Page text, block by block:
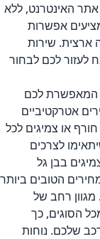
אתר האינטרנט, ללא
אפשרות
בפריסה ארצית. שירות
לעזור לכם לבחור
המאפשרת לכם
אטרקטיביים
או צמיגים לכל
לצרכים
בבן גל
הטובים ביותר
מגוון רחב של
הסוגים, כך
שלכם. נוחות